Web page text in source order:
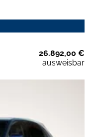
26.892,00 €
ausweisbar